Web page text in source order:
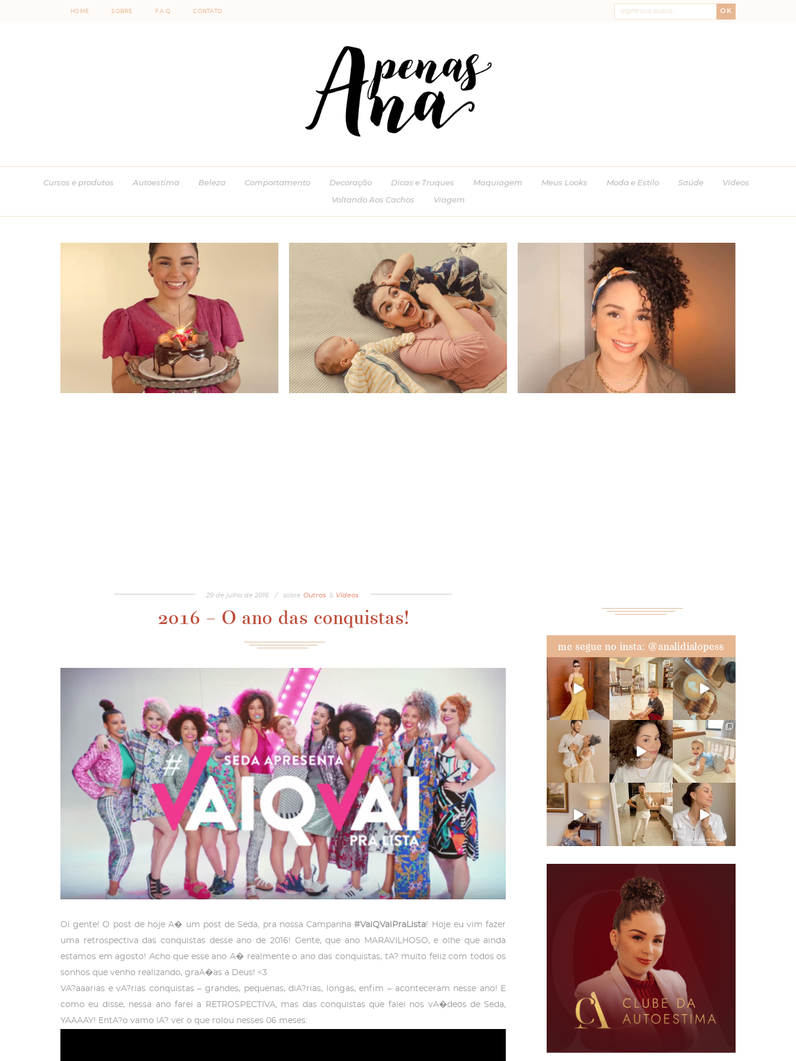
HOME SOBRE F.A.Q CONTATO OK
Cursos e produtos Autoestima Beleza Comportamento Decoração Dicas e Truques Maquiagem Meus Looks Moda e Estilo Saúde Vídeos
Voltando Aos Cachos Viagem
29de julhode 2016 / sobre Outros & Vídeos
2016 – O ano das conquistas!
Oi gente! O post de hoje A� um post de Seda, pra nossa Campanha#VaiQVaiPraLista! Hoje eu vim fazer
uma retrospectiva das conquistas desse ano de 2016! Gente, que ano MARAVILHOSO, e olhe que ainda
estamos em agosto! Acho que esse ano A� realmente o ano das conquistas, tA? muito feliz com todos os
sonhos que venho realizando, graA�as a Deus! <3
VA?aaarias e vA?rias conquistas – grandes, pequenas, diA?rias, longas, enfim – aconteceram nesse ano! E
como eu disse, nessa ano farei a RETROSPECTIVA, mas das conquistas que falei nos vA�deos de Seda,
YAAAAY! EntA?o vamo lA? ver o que rolou nesses 06 meses:
me segue no insta: @analidialopess